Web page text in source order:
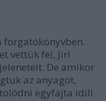
forgatókönyvben.
vettük fel, Jirí
De amikor
az anyagot,
egyfajta idill